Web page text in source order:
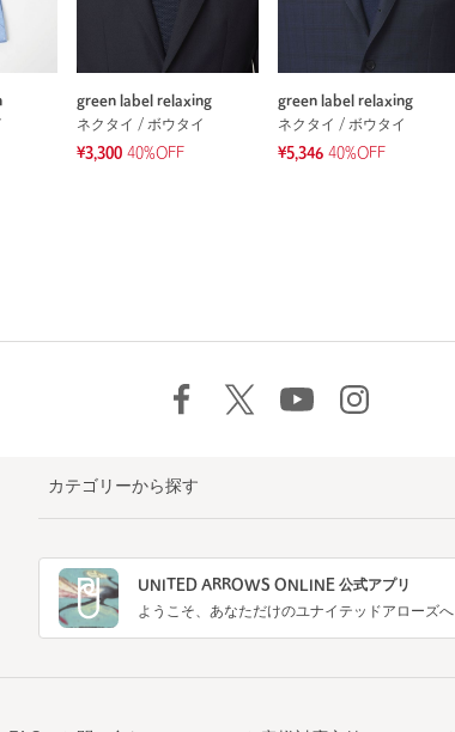
green label relaxing
ネクタイ / ボウタイ
¥3,300 40%OFF
green label relaxing
ネクタイ / ボウタイ
¥5,346 40%OFF
カテゴリーから探す
UNITED ARROWS ONLINE 公式アプリ
ようこそ、あなただけのユナイテッドアローズへ